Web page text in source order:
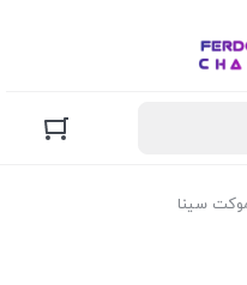
سینا